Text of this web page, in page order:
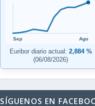
Sep Ago
Euribor diario actual: 2,884 %
(06/08/2026)
SÍGUENOS EN